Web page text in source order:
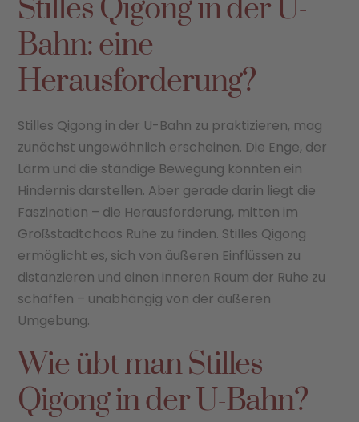
Stilles Qigong in der U-
Bahn: eine
Herausforderung?
Stilles Qigong in der U-Bahn zu praktizieren, mag
zunächst ungewöhnlich erscheinen. Die Enge, der
Lärm und die ständige Bewegung könnten ein
Hindernis darstellen. Aber gerade darin liegt die
Faszination – die Herausforderung, mitten im
Großstadtchaos Ruhe zu finden. Stilles Qigong
ermöglicht es, sich von äußeren Einflüssen zu
distanzieren und einen inneren Raum der Ruhe zu
schaffen – unabhängig von der äußeren
Umgebung.
Wie übt man Stilles
Qigong in der U-Bahn?